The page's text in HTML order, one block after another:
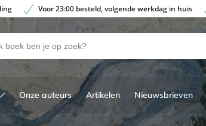
Voor 23:00 besteld, volgende werkdag in huis
Onze auteurs Artikelen Nieuwsbrieven